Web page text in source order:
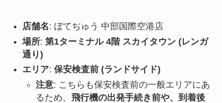
店舗名: ぼてぢゅう 中部国際空港店
場所: 第1ターミナル 4階 スカイタウン (レンガ
通り)
エリア: 保安検査前 (ランドサイド)
注意: こちらも保安検査前の一般エリアにあ
るため、 飛行機の出発手続き前や、到着後